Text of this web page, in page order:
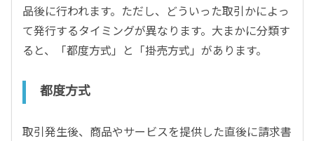
品後に行われます。ただし、どういった取引かによっ
て発行するタイミングが異なります。大まかに分類す
ると、「都度方式」と「掛売方式」があります。
都度方式
取引発生後、商品やサービスを提供した直後に請求書